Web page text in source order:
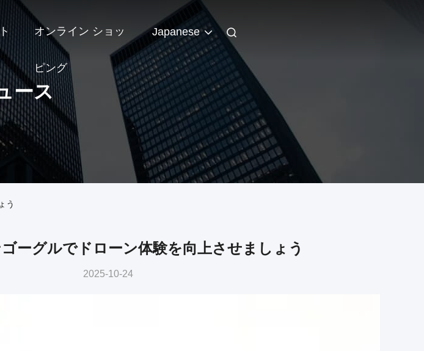
オンライン ショッ
ピング
Japanese
ース
う
ーグルでドローン体験を向上させましょう
2025-10-24